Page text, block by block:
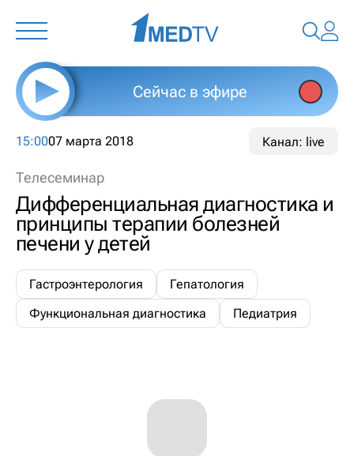
Сейчас в эфире
15:0007 марта 2018 Канал: live
Телесеминар
Дифференциальная диагностика и
принципы терапии болезней
печени у детей
Гастроэнтерология
Гепатология
Функциональная диагностика
Педиатрия